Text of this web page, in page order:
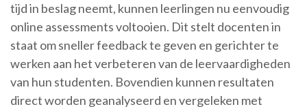
tijd in beslag neemt, kunnen leerlingen nu eenvoudig
online assessments voltooien. Dit stelt docenten in
staat om sneller feedback te geven en gerichter te
werken aan het verbeteren van de leervaardigheden
van hun studenten. Bovendien kunnen resultaten
direct worden geanalyseerd en vergeleken met